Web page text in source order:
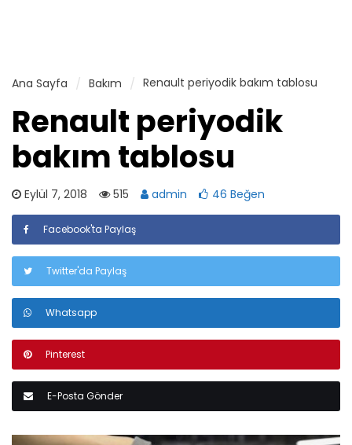
Ana Sayfa Bakım Renault periyodik bakım tablosu
Renault periyodik
bakım tablosu
Eylül 7, 2018 515 admin 46 Beğen
Facebook'ta Paylaş
Twitter'da Paylaş
Whatsapp
Pinterest
E-Posta Gönder